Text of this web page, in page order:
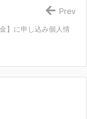
】に申し込み個人情
Prev